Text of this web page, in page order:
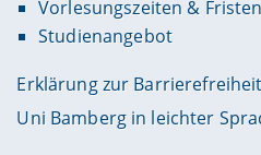
Vorlesungszeiten & Fristen
Studienangebot
Erklärung zur Barrierefreiheit
Uni Bamberg in leichter